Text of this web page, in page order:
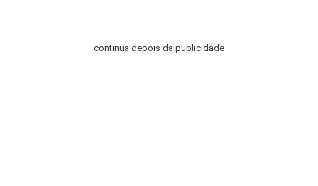
continua depois da publicidade